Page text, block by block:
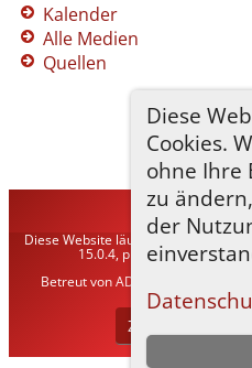
Diese
Cookies.
ohne Ihre
zu
der
Kalender
Alle Medien
Quellen
TNG-
Diese Website läuft mitThe Next
15.0.4, programmiert von
Betreut vonADLER Heraldisch-
Zur Desktop-